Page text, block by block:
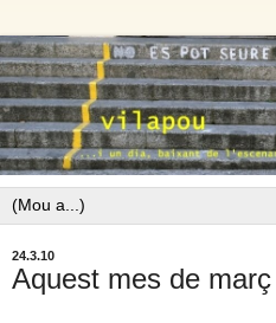
24.3.10
Aquest mes de març